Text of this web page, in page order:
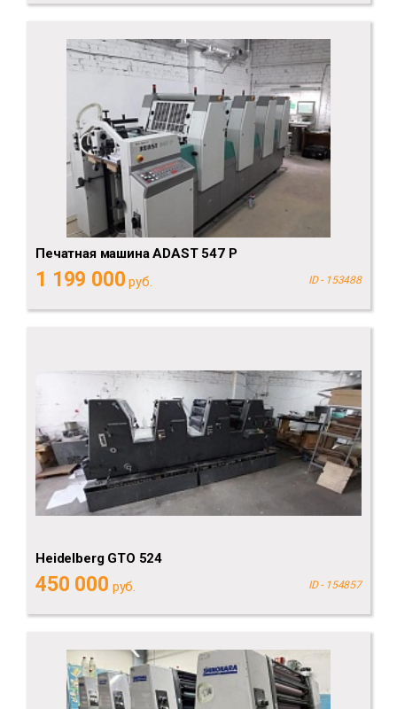
Печатная машина ADAST 547 P
1 199 000 руб. ID - 153488
Heidelberg GTO 524
450 000 руб. ID - 154857